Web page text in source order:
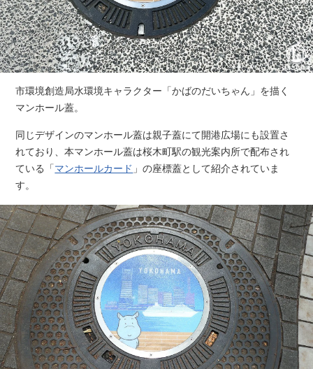
市環境創造局水環境キャラクター「かばのだいちゃん」を描く
マンホール蓋。
同じデザインのマンホール蓋は親子蓋にて開港広場にも設置さ
れており、本マンホール蓋は桜木町駅の観光案内所で配布され
ている「 マンホールカード 」の座標蓋として紹介されていま
す。